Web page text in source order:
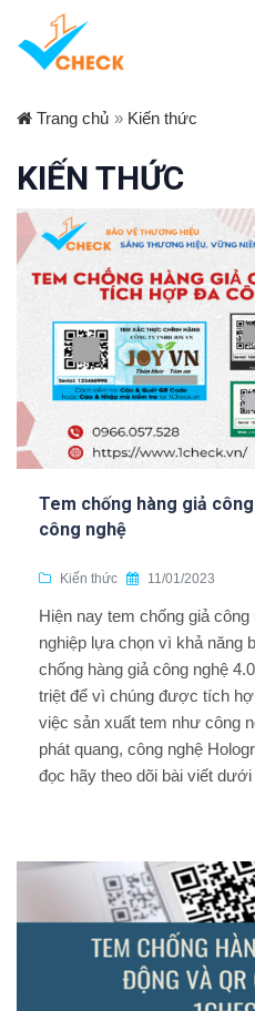
Trang chủ » Kiến thức
KIẾN THỨC
Tem chống hàng giả
công nghệ
Kiến thức 11/01/2023
Hiện nay tem chống giả
nghiệp lựa chọn vì khả năng
chống hàng giả công nghệ
triệt để vì chúng được tích
việc sản xuất tem như công
phát quang, công nghệ
đọc hãy theo dõi bài viết